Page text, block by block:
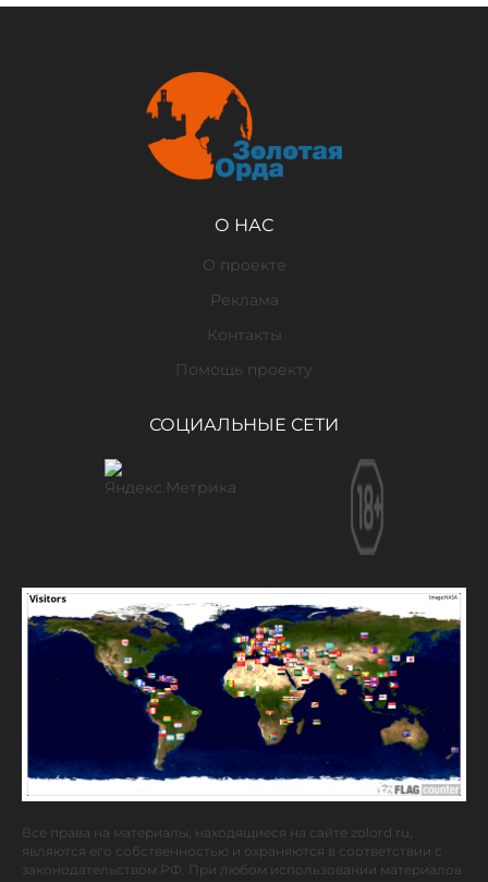
О НАС
О проекте
Реклама
Контакты
Помощь проекту
СОЦИАЛЬНЫЕ СЕТИ
Все права на материалы, находящиеся на сайте zolord.ru,
являются его собственностью и охраняются в соответствии с
законодательством РФ. При любом использовании материалов